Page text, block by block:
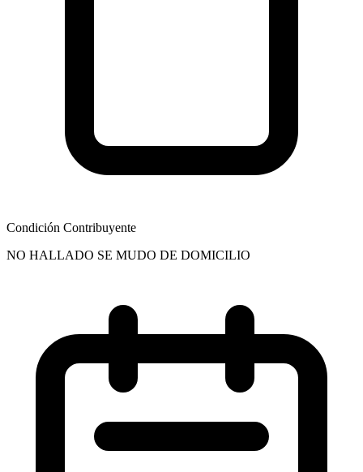
Condición Contribuyente
NO HALLADO SE MUDO DE DOMICILIO